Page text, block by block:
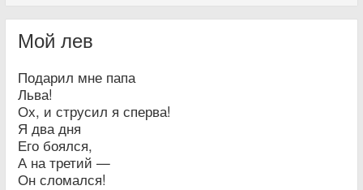
Мой лев
Подарил мне папа
Льва!
Ох, и струсил я сперва!
Я два дня
Его боялся,
А на третий —
Он сломался!